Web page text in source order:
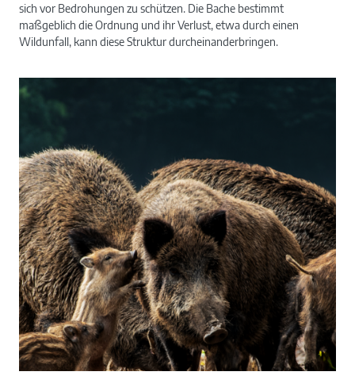
sich vor Bedrohungen zu schützen. Die Bache bestimmt
maßgeblich die Ordnung und ihr Verlust, etwa durch einen
Wildunfall, kann diese Struktur durcheinanderbringen.